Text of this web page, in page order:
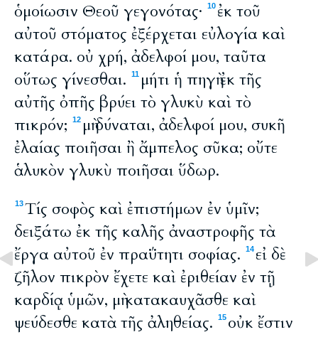
ὁμοίωσιν Θεοῦ γεγονότας·
10 ἐκ τοῦ
αὐτοῦ στόματος ἐξέρχεται εὐλογία καὶ
κατάρα. οὐ χρή, ἀδελφοί μου, ταῦτα
οὕτως γίνεσθαι.
11 μήτι ἡ πηγὴ ἐκ τῆς
αὐτῆς ὀπῆς βρύει τὸ γλυκὺ καὶ τὸ
πικρόν;
12 μὴ δύναται, ἀδελφοί μου, συκῆ
ἐλαίας ποιῆσαι ἢ ἄμπελος σῦκα; οὔτε
ἁλυκὸν γλυκὺ ποιῆσαι ὕδωρ.
13Τίς σοφὸς καὶ ἐπιστήμων ἐν ὑμῖν;
δειξάτω ἐκ τῆς καλῆς ἀναστροφῆς τὰ
ἔργα αὐτοῦ ἐν πραΰτητι σοφίας.
14 εἰ δὲ
ζῆλον πικρὸν ἔχετε καὶ ἐριθείαν ἐν τῇ
καρδίᾳ ὑμῶν, μὴ κατακαυχᾶσθε καὶ
ψεύδεσθε κατὰ τῆς ἀληθείας.
15 οὐκ ἔστιν